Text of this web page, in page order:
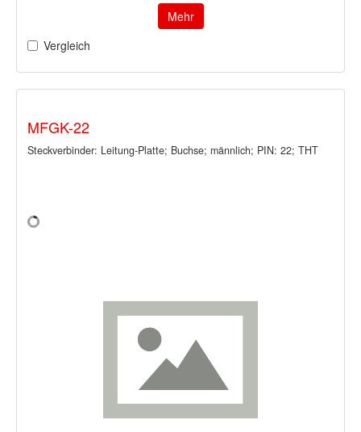
Mehr
Vergleich
MFGK-22
Steckverbinder: Leitung-Platte; Buchse; männlich; PIN: 22; THT